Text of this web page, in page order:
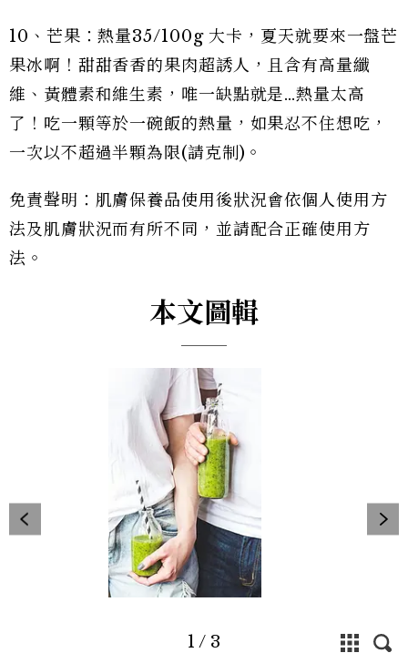
10、芒果：熱量35/100g 大卡，夏天就要來一盤芒
果冰啊！甜甜香香的果肉超誘人，且含有高量纖
維、黃體素和維生素，唯一缺點就是…熱量太高
了！吃一顆等於一碗飯的熱量，如果忍不住想吃，
一次以不超過半顆為限(請克制)。
免責聲明：肌膚保養品使用後狀況會依個人使用方
法及肌膚狀況而有所不同，並請配合正確使用方
法。
本文圖輯
1 / 3